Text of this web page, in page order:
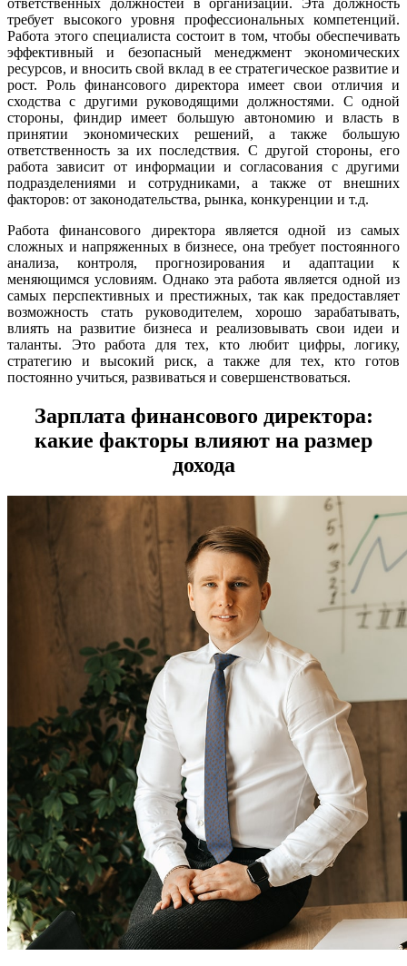
ответственных должностей в организации. Эта должность
требует высокого уровня профессиональных компетенций.
Работа этого специалиста состоит в том, чтобы обеспечивать
эффективный и безопасный менеджмент экономических
ресурсов, и вносить свой вклад в ее стратегическое развитие и
рост. Роль финансового директора имеет свои отличия и
сходства с другими руководящими должностями. С одной
стороны, финдир имеет большую автономию и власть в
принятии экономических решений, а также большую
ответственность за их последствия. С другой стороны, его
работа зависит от информации и согласования с другими
подразделениями и сотрудниками, а также от внешних
факторов: от законодательства, рынка, конкуренции и т.д.
Работа финансового директора является одной из самых
сложных и напряженных в бизнесе, она требует постоянного
анализа, контроля, прогнозирования и адаптации к
меняющимся условиям. Однако эта работа является одной из
самых перспективных и престижных, так как предоставляет
возможность стать руководителем, хорошо зарабатывать,
влиять на развитие бизнеса и реализовывать свои идеи и
таланты. Это работа для тех, кто любит цифры, логику,
стратегию и высокий риск, а также для тех, кто готов
постоянно учиться, развиваться и совершенствоваться.
Зарплата финансового директора:
какие факторы влияют на размер
дохода